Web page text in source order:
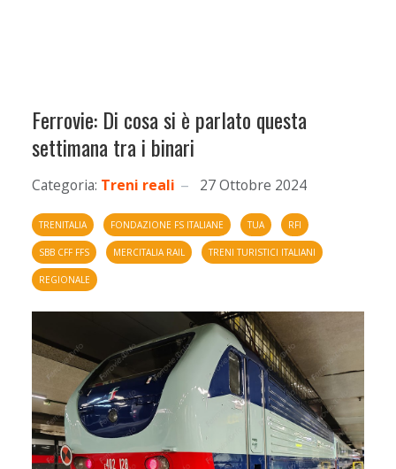
Ferrovie: Di cosa si è parlato questa
settimana tra i binari
Categoria: Treni reali 27 Ottobre 2024
TRENITALIA FONDAZIONE FS ITALIANE TUA RFI
SBB CFF FFS MERCITALIA RAIL TRENI TURISTICI ITALIANI
REGIONALE